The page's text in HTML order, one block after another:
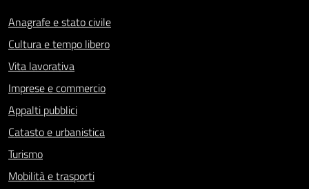
Anagrafe e stato civile
Cultura e tempo libero
Vita lavorativa
Imprese e commercio
Appalti pubblici
Catasto e urbanistica
Turismo
Mobilità e trasporti